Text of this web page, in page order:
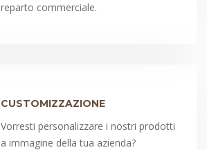
reparto commerciale.
CUSTOMIZZAZIONE
Vorresti personalizzare i nostri prodotti
a immagine della tua azienda?